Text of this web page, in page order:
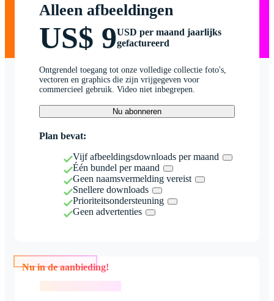
Alleen afbeeldingen
US$ 9USD per maand jaarlijks
gefactureerd
Ontgrendel toegang tot onze volledige collectie foto's,
vectoren en graphics die zijn vrijgegeven voor
commercieel gebruik. Video niet inbegrepen.
Nu abonneren
Plan bevat:
Vijf afbeeldingsdownloads per maand
Één bundel per maand
Geen naamsvermelding vereist
Snellere downloads
Prioriteitsondersteuning
Geen advertenties
Nu in de aanbieding!